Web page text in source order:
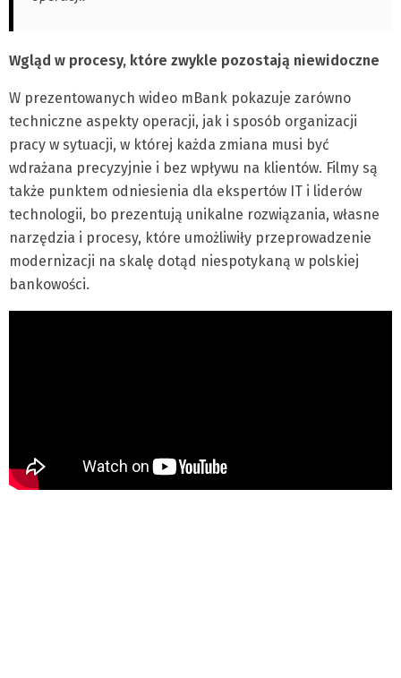
Wgląd w procesy, które zwykle pozostają niewidoczne
W prezentowanych wideo mBank pokazuje zarówno
techniczne aspekty operacji, jak i sposób organizacji
pracy w sytuacji, w której każda zmiana musi być
wdrażana precyzyjnie i bez wpływu na klientów. Filmy są
także punktem odniesienia dla ekspertów IT i liderów
technologii, bo prezentują unikalne rozwiązania, własne
narzędzia i procesy, które umożliwiły przeprowadzenie
modernizacji na skalę dotąd niespotykaną w polskiej
bankowości.